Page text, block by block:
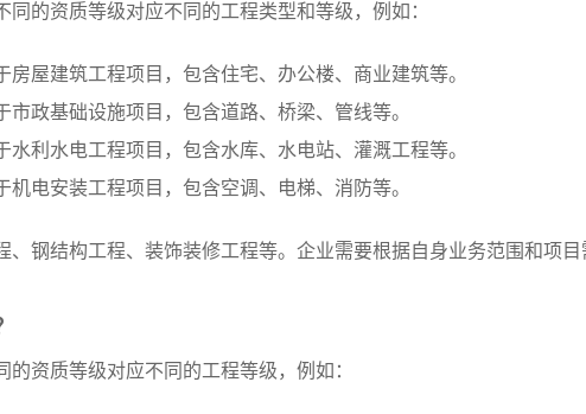
的资质等级对应不同的工程类型和等级，例如：
屋建筑工程项目，包含住宅、办公楼、商业建筑等。
政基础设施项目，包含道路、桥梁、管线等。
利水电工程项目，包含水库、水电站、灌溉工程等。
电安装工程项目，包含空调、电梯、消防等。
钢结构工程、装饰装修工程等。企业需要根据自身业务范围和项目
资质等级对应不同的工程等级，例如：